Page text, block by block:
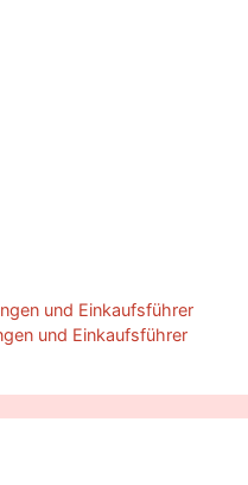
und Einkaufsführer
und Einkaufsführer